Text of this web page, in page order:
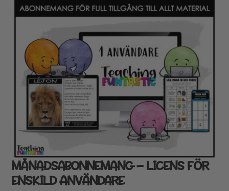
MÅNADSABONNEMANG – LICENS FÖR
ENSKILD ANVÄNDARE